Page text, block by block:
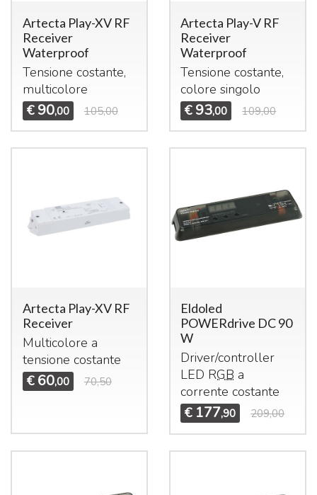
Artecta Play-XV RF
Receiver
Waterproof
Tensione costante,
multicolore
€ 90,00 105,00
Artecta Play-V RF
Receiver
Waterproof
Tensione costante,
colore singolo
€ 93,00 109,00
Artecta Play-XV RF
Receiver
Multicolore a
tensione costante
€ 60,00 70,50
Eldoled
POWERdrive DC 90
W
Driver/controller
LED RGB a
corrente costante
€ 177,90 209,00